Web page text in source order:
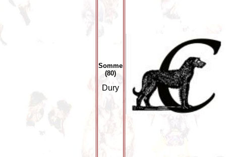
Somme
(80)
Dury